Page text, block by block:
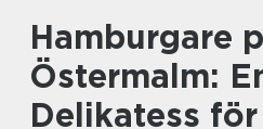
Hamburgare på
Östermalm:
Delikatess